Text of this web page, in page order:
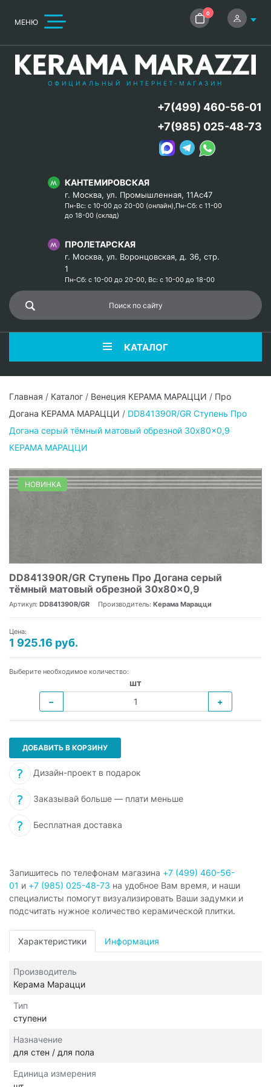
МЕНЮ
0
ОФИЦИАЛЬНЫЙ ИНТЕРНЕТ-МАГАЗИН
КАНТЕМИРОВСКАЯ
г. Москва, ул. Промышленная, 11Ас47
Пн-Вс: с 10-00 до 20-00 (онлайн),Пн-Сб: с 11-00
до 18-00 (склад)
ПРОЛЕТАРСКАЯ
г. Москва, ул. Воронцовская, д. 36, стр.
1
Пн-Сб: с 10-00 до 20-00, Вс: с 10-00 до 18-00
+7(499) 460-56-01
+7(985) 025-48-73
КАТАЛОГ
Главная / Каталог / Венеция КЕРАМА МАРАЦЦИ / Про
Догана КЕРАМА МАРАЦЦИ / DD841390R/GR Ступень Про
Догана серый тёмный матовый обрезной 30x80x0,9
КЕРАМА МАРАЦЦИ
НОВИНКА
DD841390R/GR Ступень Про Догана серый
тёмный матовый обрезной 30x80x0,9
Артикул: DD841390R/GR Производитель: Керама Марацци
Цена:
1 925.16 руб.
Выберите необходимое количество:
шт
−
+
ДОБАВИТЬ В КОРЗИНУ
Дизайн-проект в подарок
Заказывай больше — плати меньше
Бесплатная доставка
Запишитесь по телефонам магазина +7 (499) 460-56-
01 и +7 (985) 025-48-73 на удобное Вам время, и наши
специалисты помогут визуализировать Ваши задумки и
подсчитать нужное количество керамической плитки.
Характеристики Информация
Производитель
Керама Марацци
Тип
ступени
Назначение
для стен / для пола
Единица измерения